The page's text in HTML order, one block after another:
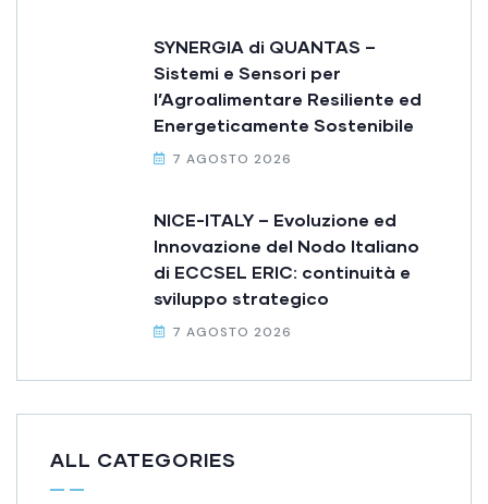
SYNERGIA di QUANTAS –
Sistemi e Sensori per
l’Agroalimentare Resiliente ed
Energeticamente Sostenibile
7 AGOSTO 2026
NICE-ITALY – Evoluzione ed
Innovazione del Nodo Italiano
di ECCSEL ERIC: continuità e
sviluppo strategico
7 AGOSTO 2026
ALL CATEGORIES